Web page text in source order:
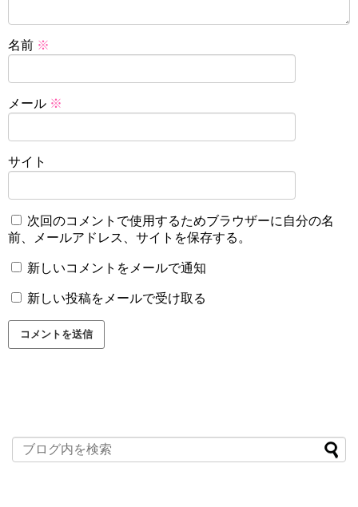
名前 ※
メール ※
サイト
次回のコメントで使用するためブラウザーに自分の名
前、メールアドレス、サイトを保存する。
新しいコメントをメールで通知
新しい投稿をメールで受け取る